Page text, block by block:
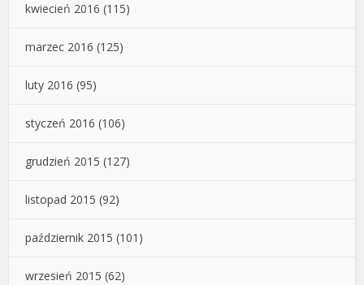
kwiecień 2016 (115)
marzec 2016 (125)
luty 2016 (95)
styczeń 2016 (106)
grudzień 2015 (127)
listopad 2015 (92)
październik 2015 (101)
wrzesień 2015 (62)